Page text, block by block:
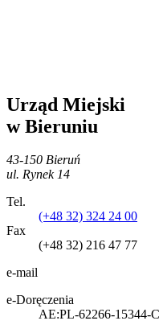
Urząd Miejski
w Bieruniu
43-150 Bieruń
ul. Rynek 14
Tel.
(+48 32) 324 24 00
Fax
(+48 32) 216 47 77
e-mail
e-Doręczenia
AE:PL-62266-15344-